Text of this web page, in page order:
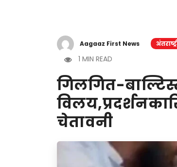
Aagaaz First News
1 MIN READ
गिलगित-
चेतावनी